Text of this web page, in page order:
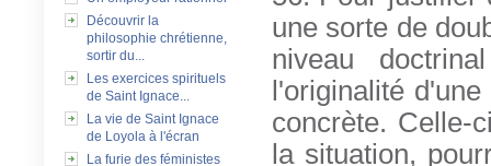
Découvrir la
philosophie chrétienne,
sortir du...
Les exercices spirituels
de Saint Ignace...
La vie de Saint Ignace
de Loyola à l'écran
La furie des féministes
une sorte de
niveau
l'originalité
concrète. Celle-
la situation,